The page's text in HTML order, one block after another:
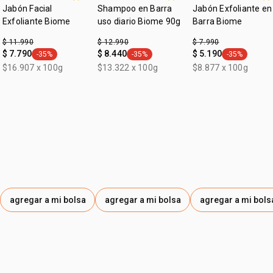
Jabón Facial
Exfoliante Biome
$ 11.990
$ 7.790 general.tag -35%
-35%
$16.907 x 100g
agregar a mi bolsa
Shampoo en Barra
uso diario Biome 90g
$ 12.990
$ 8.440 general.tag -35%
-35%
$13.322 x 100g
agregar a mi bolsa
Jabón Exfoliante en
Barra Biome
$ 7.990
$ 5.190 general.tag -
-35%
$8.877 x 100g
agregar a mi